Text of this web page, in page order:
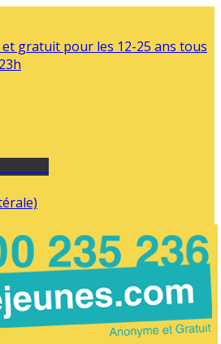
et gratuit pour les 12-25 ans tous